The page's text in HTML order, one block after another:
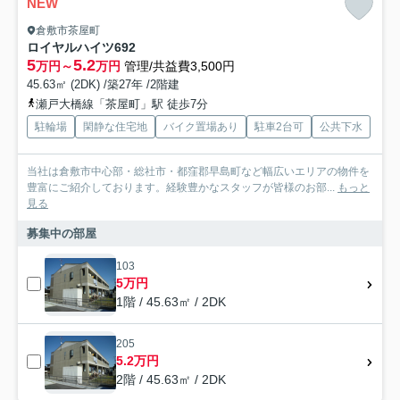
倉敷市茶屋町
ロイヤルハイツ692
5万円～5.2万円 管理/共益費3,500円
45.63㎡ (2DK) /築27年 /2階建
瀬戸大橋線「茶屋町」駅 徒歩7分
駐輪場 閑静な住宅地 バイク置場あり 駐車2台可 公共下水
当社は倉敷市中心部・総社市・都窪郡早島町など幅広いエリアの物件を
豊富にご紹介しております。経験豊かなスタッフが皆様のお部...
もっと
見る
募集中の部屋
103
5万円
1階 / 45.63㎡ / 2DK
205
5.2万円
2階 / 45.63㎡ / 2DK